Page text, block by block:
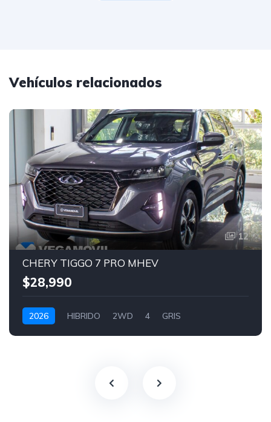
Vehículos relacionados
12
CHERY TIGGO 7 PRO MHEV
$28,990
2026 HIBRIDO 2WD 4 GRIS